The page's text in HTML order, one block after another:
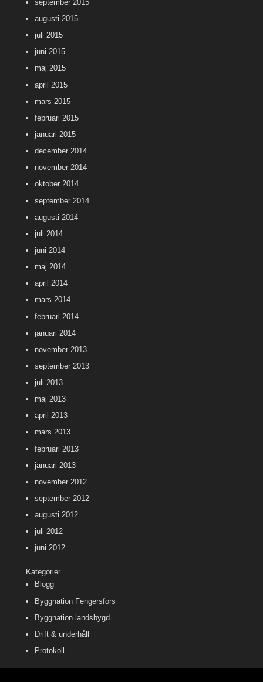
september 2015
augusti 2015
juli 2015
juni 2015
maj 2015
april 2015
mars 2015
februari 2015
januari 2015
december 2014
november 2014
oktober 2014
september 2014
augusti 2014
juli 2014
juni 2014
maj 2014
april 2014
mars 2014
februari 2014
januari 2014
november 2013
september 2013
juli 2013
maj 2013
april 2013
mars 2013
februari 2013
januari 2013
november 2012
september 2012
augusti 2012
juli 2012
juni 2012
Kategorier
Blogg
Byggnation Fengersfors
Byggnation landsbygd
Drift & underhåll
Protokoll